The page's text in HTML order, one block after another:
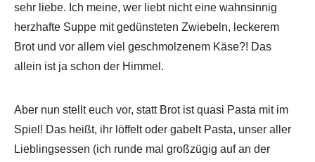
sehr liebe. Ich meine, wer liebt nicht eine wahnsinnig
herzhafte Suppe mit gedünsteten Zwiebeln, leckerem
Brot und vor allem viel geschmolzenem Käse?! Das
allein ist ja schon der Himmel.
Aber nun stellt euch vor, statt Brot ist quasi Pasta mit im
Spiel! Das heißt, ihr löffelt oder gabelt Pasta, unser aller
Lieblingsessen (ich runde mal großzügig auf an der